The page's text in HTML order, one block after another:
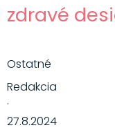
zdravé
Ostatné
Redakcia
·
27.8.2024